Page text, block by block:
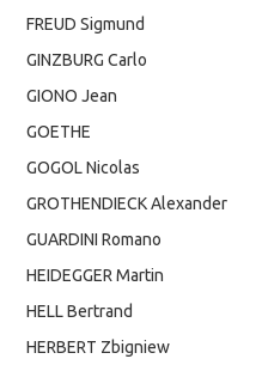
FREUD Sigmund
GINZBURG Carlo
GIONO Jean
GOETHE
GOGOL Nicolas
GROTHENDIECK Alexander
GUARDINI Romano
HEIDEGGER Martin
HELL Bertrand
HERBERT Zbigniew